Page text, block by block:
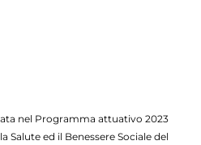
nel Programma attuativo 2023
Salute ed il Benessere Sociale del